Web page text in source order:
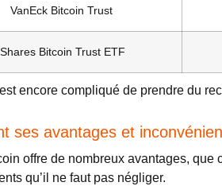
VanEck Bitcoin Trust
Bitcoin Trust ETF
encore compliqué de prendre du
ses avantages et
offre de nombreux avantages,
qu’il ne faut pas négliger.